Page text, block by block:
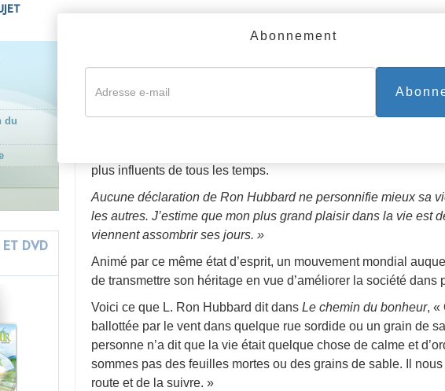
élu et
causez pas de tort à
et
volez pas
vous de vos
compétent
les
religieuses
de ne pas faire
ce que vous
AUTEUR — PHILANTHROPE
Ayant apporté des solutions pratiques aux problèmes les plus
des humanistes les plus acclamés de notre époque et de tout
ses ouvrages en circulation et des dizaines de best-sellers
plus influents de tous les temps.
Aucune déclaration de Ron Hubbard ne personnifie mieux sa
les autres. J’estime que mon plus grand plaisir dans la vie est
viennent assombrir ses jours. »
Animé par ce même état d’esprit, un mouvement mondial
de transmettre son héritage en vue d’améliorer la société dans
Voici ce que L. Ron Hubbard dit dans Le chemin du bonheur, «
ballottée par le vent dans quelque rue sordide ou un grain de
personne n’a dit que la vie était quelque chose de calme et
sommes pas des feuilles mortes ou des grains de sable. Il
route et de la suivre. »
Abonnement
du
ET DVD